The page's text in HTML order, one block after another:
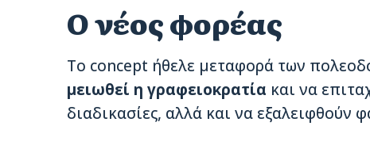
Ο νέος φορέας
Το concept ήθελε μεταφορά των
μειωθεί η γραφειοκρατία και να
διαδικασίες, αλλά και να εξαλειφθούν